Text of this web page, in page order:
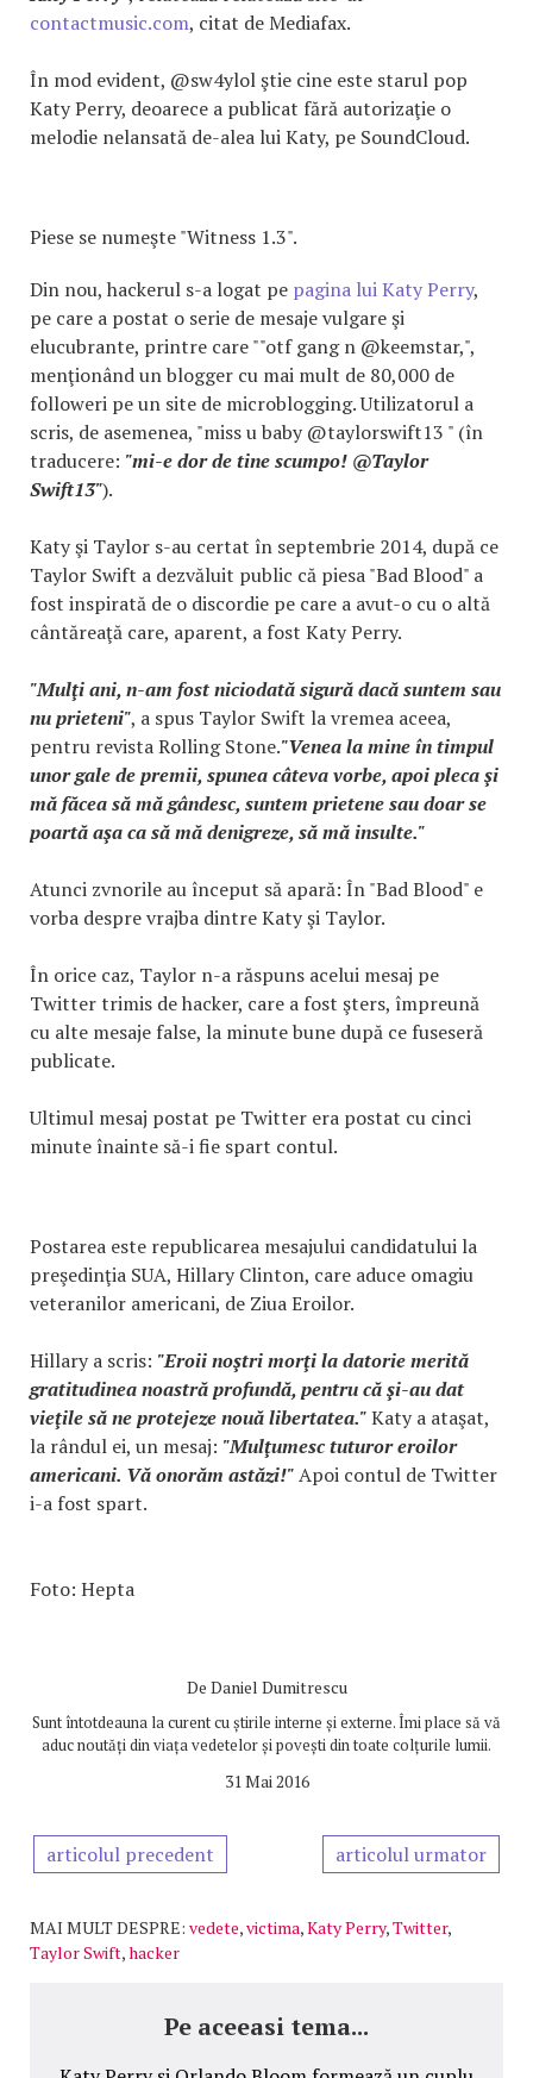
contactmusic.com, citat de Mediafax.
În mod evident, @sw4ylol ştie cine este starul pop
Katy Perry, deoarece a publicat fără autorizaţie o
melodie nelansată de-alea lui Katy, pe SoundCloud.
Piese se numeşte "Witness 1.3".
Din nou, hackerul s-a logat pe pagina lui Katy Perry,
pe care a postat o serie de mesaje vulgare şi
elucubrante, printre care ""otf gang n @keemstar,",
menţionând un blogger cu mai mult de 80,000 de
followeri pe un site de microblogging. Utilizatorul a
scris, de asemenea, "miss u baby @taylorswift13 " (în
traducere: "mi-e dor de tine scumpo! @Taylor
Swift13").
Katy şi Taylor s-au certat în septembrie 2014, după ce
Taylor Swift a dezvăluit public că piesa "Bad Blood" a
fost inspirată de o discordie pe care a avut-o cu o altă
cântăreaţă care, aparent, a fost Katy Perry.
"Mulţi ani, n-am fost niciodată sigură dacă suntem sau
nu prieteni", a spus Taylor Swift la vremea aceea,
pentru revista Rolling Stone."Venea la mine în timpul
unor gale de premii, spunea câteva vorbe, apoi pleca şi
mă făcea să mă gândesc, suntem prietene sau doar se
poartă aşa ca să mă denigreze, să mă insulte."
Atunci zvnorile au început să apară: În "Bad Blood" e
vorba despre vrajba dintre Katy şi Taylor.
În orice caz, Taylor n-a răspuns acelui mesaj pe
Twitter trimis de hacker, care a fost şters, împreună
cu alte mesaje false, la minute bune după ce fuseseră
publicate.
Ultimul mesaj postat pe Twitter era postat cu cinci
minute înainte să-i fie spart contul.
Postarea este republicarea mesajului candidatului la
preşedinţia SUA, Hillary Clinton, care aduce omagiu
veteranilor americani, de Ziua Eroilor.
Hillary a scris: "Eroii noştri morţi la datorie merită
gratitudinea noastră profundă, pentru că şi-au dat
vieţile să ne protejeze nouă libertatea."Katy a ataşat,
la rândul ei, un mesaj: "Mulţumesc tuturor eroilor
americani. Vă onorăm astăzi!"Apoi contul de Twitter
i-a fost spart.
Foto: Hepta
De Daniel Dumitrescu
Sunt întotdeauna la curent cu știrile interne și externe. Îmi place să vă
aduc noutăți din viața vedetelor și povești din toate colțurile lumii.
31 Mai 2016
articolul precedent articolul urmator
MAI MULT DESPRE: vedete,victima,Katy Perry,Twitter,
Taylor Swift,hacker
Pe aceeasi tema...